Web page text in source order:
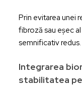
Prin evitarea unei
fibroză sau eșec
semnificativ redus.
Integrarea
stabilitatea